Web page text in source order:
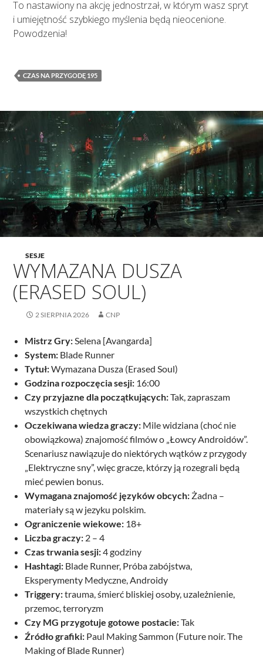
To nastawiony na akcję jednostrzał, w którym wasz spryt
i umiejętność szybkiego myślenia będą nieocenione.
Powodzenia!
CZAS NA PRZYGODĘ 195
SESJE
WYMAZANA DUSZA
(ERASED SOUL)
2 SIERPNIA 2026 CNP
Mistrz Gry:Selena [Avangarda]
System: Blade Runner
Tytuł:Wymazana Dusza (Erased Soul)
Godzina rozpoczęcia sesji: 16:00
Czy przyjazne dla początkujących:Tak, zapraszam
wszystkich chętnych
Oczekiwana wiedza graczy: Mile widziana (choć nie
obowiązkowa) znajomość filmów o „Łowcy Androidów”.
Scenariusz nawiązuje do niektórych wątków z przygody
„Elektryczne sny”, więc gracze, którzy ją rozegrali będą
mieć pewien bonus.
Wymagana znajomość języków obcych: Żadna –
materiały są w jezyku polskim.
Ograniczenie wiekowe: 18+
Liczba graczy: 2 – 4
Czas trwania sesji:4 godziny
Hashtagi: Blade Runner, Próba zabójstwa,
Eksperymenty Medyczne, Androidy
Triggery:trauma, śmierć bliskiej osoby, uzależnienie,
przemoc, terroryzm
Czy MG przygotuje gotowe postacie:Tak
Źródło grafiki: Paul Making Sammon (Future noir. The
Making of Blade Runner)